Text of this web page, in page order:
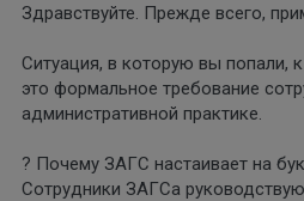
Здравствуйте. Прежде всего,
Ситуация, в которую вы попали,
это формальное требование
административной практике.
? Почему ЗАГС настаивает на
Сотрудники ЗАГСа